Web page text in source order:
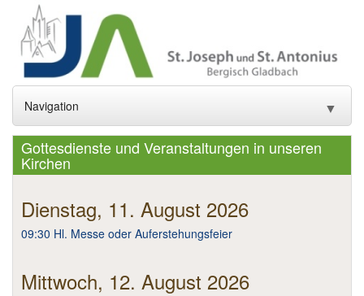
Navigation ▼
Home
Aktuelles ▼
Gottesdienste und Sakramente
Gremien
Gottesdienste und Veranstaltungen in unseren
Kirchen
Dienstag, 11. August 2026
09:30 Hl. Messe oder Auferstehungsfeier
Mittwoch, 12. August 2026